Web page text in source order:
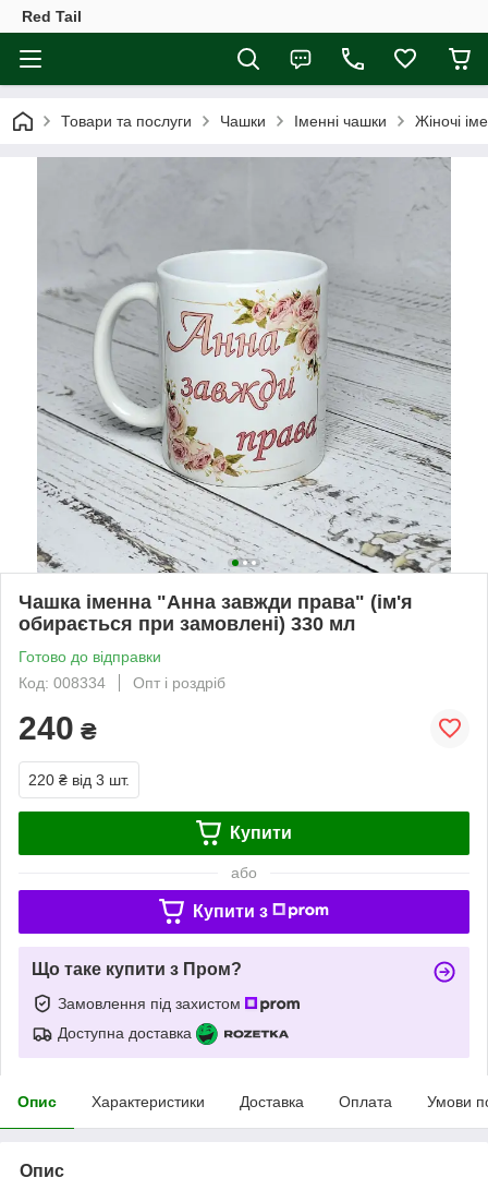
Red Tail
Товари та послуги Чашки Іменні чашки Жіночі
Чашка іменна "Анна завжди права" (ім'я
обирається при замовлені) 330 мл
Готово до відправки
Код: 008334
Опт і роздріб
240 ₴
220 ₴ від 3 шт.
Купити
або
Купити з
Що таке купити з Пром?
Замовлення під захистом
Доступна доставка
Опис Характеристики Доставка Оплата Умови
Опис